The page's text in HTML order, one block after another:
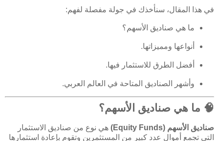
في هذا المقال، سنأخذك في جولة مفصلة لفهم:
ما هي صناديق الأسهم؟
أنواعها ومميزاتها.
أفضل الطرق للاستثمار فيها.
وأشهر الصناديق المتاحة في العالم العربي.
🧠 ما هي صناديق الأسهم؟
صناديق الأسهم (Equity Funds)
هي نوع من صناديق الاستثمار
التي تجمع أموال عدد كبير من المستثمرين وتقوم بإعادة استثمارها